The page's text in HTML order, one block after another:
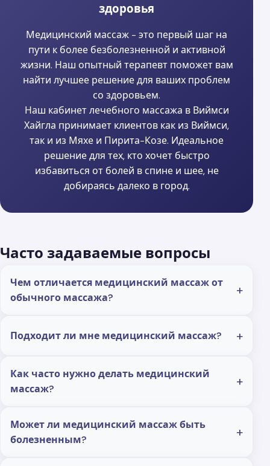
здоровья
Медицинский массаж - это первый шаг на
пути к более безболезненной и активной
жизни. Наш опытный терапевт поможет вам
найти лучшее решение для ваших проблем
со здоровьем.
Наш кабинет лечебного массажа в Виймси
Хайгла принимает клиентов как из Виймси,
так и из Мяхе и Пирита-Козе. Идеальное
решение для тех, кто хочет быстро
избавиться от болей в спине и шее, не
добираясь далеко в город.
Часто задаваемые вопросы
Чем отличается медицинский массаж от
обычного массажа?
Подходит ли мне медицинский массаж?
Как часто нужно делать медицинский
массаж?
Может ли медицинский массаж быть
болезненным?